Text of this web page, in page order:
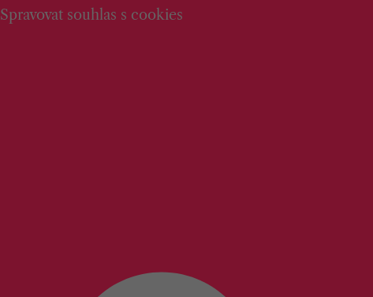
Spravovat souhlas s cookies